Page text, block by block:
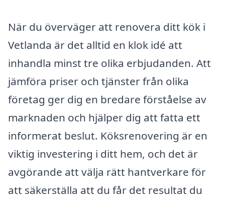
När du överväger att renovera ditt kök i
Vetlanda är det alltid en klok idé att
inhandla minst tre olika erbjudanden. Att
jämföra priser och tjänster från olika
företag ger dig en bredare förståelse av
marknaden och hjälper dig att fatta ett
informerat beslut. Köksrenovering är en
viktig investering i ditt hem, och det är
avgörande att välja rätt hantverkare för
att säkerställa att du får det resultat du